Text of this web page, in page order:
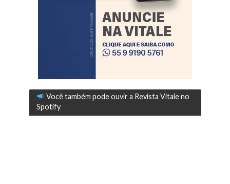
Você também pode ouvir a Revista Vitale no
Spotify